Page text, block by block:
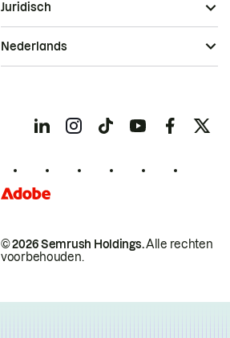
© 2026 Semrush Holdings.Alle rechten
voorbehouden.
Juridisch
Nederlands